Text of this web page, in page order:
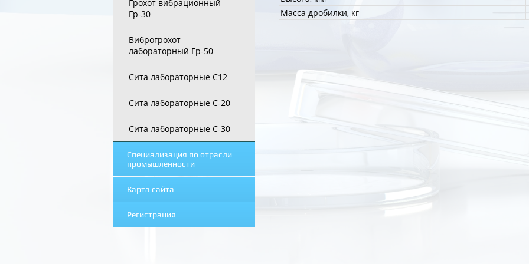
Грохот вибрационный
Гр-30
Виброгрохот
лабораторный Гр-50
Сита лабораторные С12
Сита лабораторные С-20
Сита лабораторные С-30
Специализация по отрасли
промышленности
Карта сайта
Регистрация
Масса дробилки, кг